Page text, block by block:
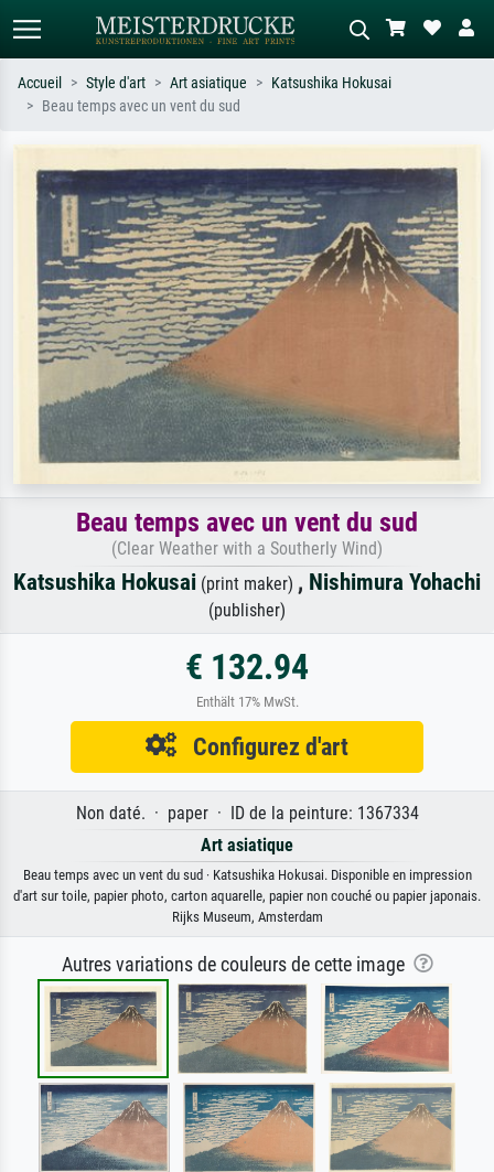
ex. Monet, Nuit étoilée,
impressionnisme, vague de Hokusai,
nu.
Décrivez la scène – ex. prairie verte,
abstrait avec beaucoup de rouge,
tableau sombre, nu debout près d'un
arbre.
Accueil Style d'art Art asiatique
Katsushika Hokusai
Beau temps avec un vent du sud
Beau temps avec un vent du sud
(Clear Weather with a Southerly Wind)
Katsushika Hokusai (print maker) , Nishimura Yohachi
(publisher)
€ 132.94
Enthält 17% MwSt.
Configurez d'art
Non daté. · paper · ID de la peinture: 1367334
Art asiatique
Beau temps avec un vent du sud · Katsushika Hokusai. Disponible en impression
d'art sur toile, papier photo, carton aquarelle, papier non couché ou papier japonais.
Rijks Museum, Amsterdam
Autres variations de couleurs de cette image